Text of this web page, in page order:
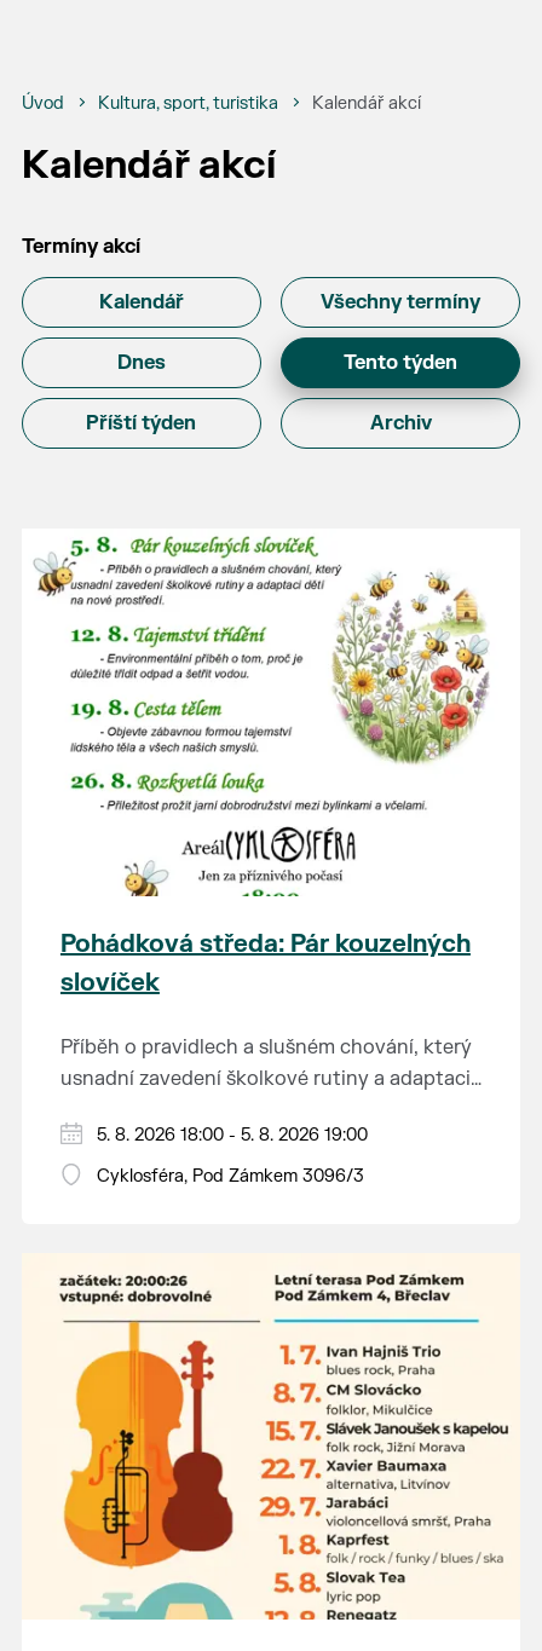
Úvod Kultura, sport, turistika Kalendář akcí
Kalendář akcí
Termíny akcí
Kalendář Všechny termíny
Dnes Tento týden
Příští týden Archiv
Pohádková středa: Pár kouzelných
slovíček
Příběh o pravidlech a slušném chování, který
usnadní zavedení školkové rutiny a adaptaci
Hraje se jen za příznivého počasí.
Vstupné dobrovolné.
5. 8. 2026 18:00 - 5. 8. 2026 19:00
Cyklosféra, Pod Zámkem 3096/3